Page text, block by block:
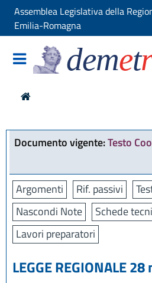
Assemblea Legislativa della
Emilia-Romagna
demetr
Documento vigente:Testo
Argomenti Rif. passivi
Nascondi Note
Schede
Lavori preparatori
LEGGE REGIONALE